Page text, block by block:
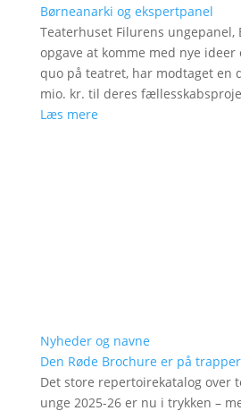
Børneanarki og ekspertpanel
Teaterhuset Filurens ungepanel,
opgave at komme med nye
quo på teatret, har modtaget en
mio. kr. til deres
Læs mere
Nyheder og navne
Den Røde Brochure er på
Det store repertoirekatalog over
unge 2025-26 er nu i trykken –